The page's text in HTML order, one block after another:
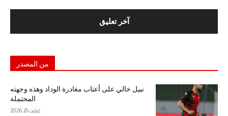
من المصدر
نبيل خالي على أعتاب مغادرة الوداد وهذه وجهته
المحتملة
غشت 8, 2026